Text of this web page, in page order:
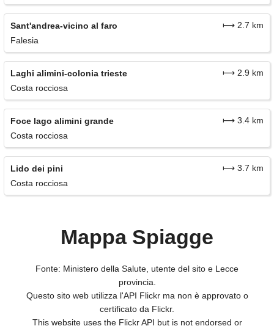
Sant'andrea-vicino al faro
⟼ 2.7 km
Falesia
Laghi alimini-colonia trieste
⟼ 2.9 km
Costa rocciosa
Foce lago alimini grande
⟼ 3.4 km
Costa rocciosa
Lido dei pini
⟼ 3.7 km
Costa rocciosa
Mappa Spiagge
Fonte: Ministero della Salute, utente del sito e Lecce
provincia.
Questo sito web utilizza l'API Flickr ma non è approvato o
certificato da Flickr.
This website uses the Flickr API but is not endorsed or